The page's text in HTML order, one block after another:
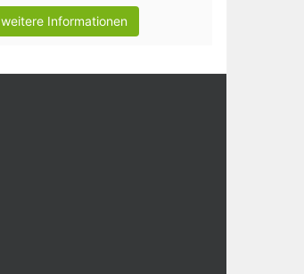
weitere Informationen